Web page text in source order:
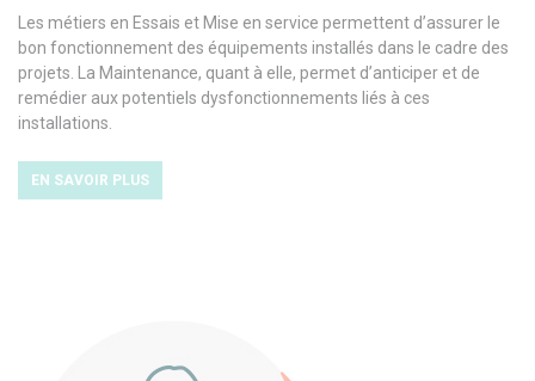
Les métiers en Essais et Mise en service permettent d’assurer le
bon fonctionnement des équipements installés dans le cadre des
projets. La Maintenance, quant à elle, permet d’anticiper et de
remédier aux potentiels dysfonctionnements liés à ces
installations.
EN SAVOIR PLUS